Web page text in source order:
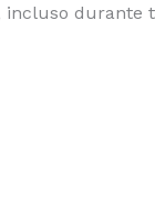
durante